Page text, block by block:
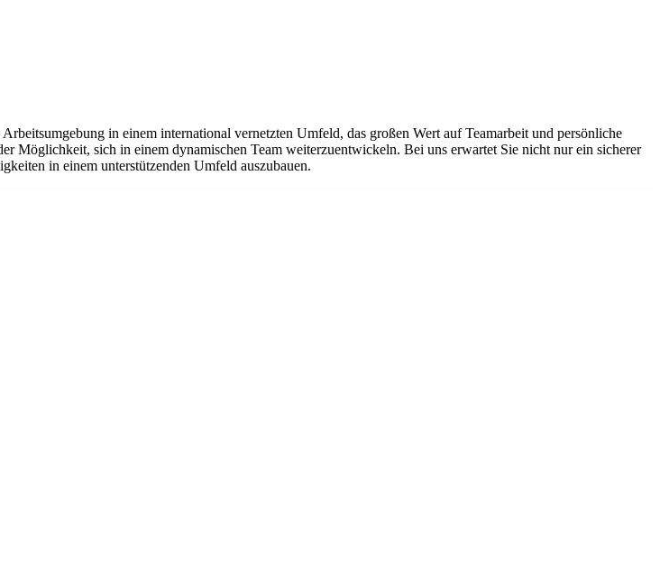
in einem international vernetzten Umfeld, das großen Wert auf Teamarbeit und persönliche
sich in einem dynamischen Team weiterzuentwickeln. Bei uns erwartet Sie nicht nur ein sicherer
in einem unterstützenden Umfeld auszubauen.